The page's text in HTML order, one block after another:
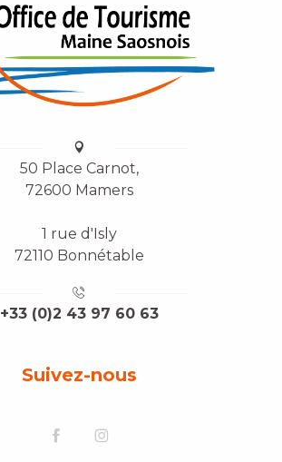
50 Place Carnot,
72600 Mamers
1 rue d'Isly
72110 Bonnétable
+33 (0)2 43 97 60 63
Suivez-nous